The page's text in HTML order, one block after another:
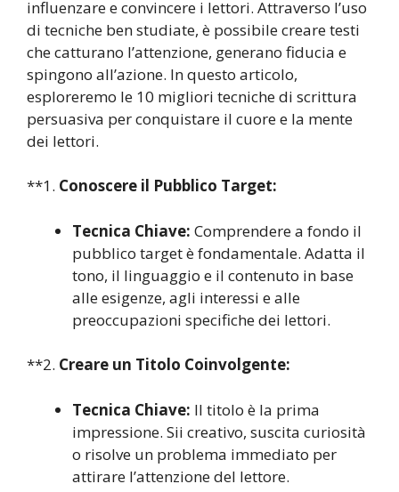
influenzare e convincere i lettori. Attraverso l’uso
di tecniche ben studiate, è possibile creare testi
che catturano l’attenzione, generano fiducia e
spingono all’azione. In questo articolo,
esploreremo le 10 migliori tecniche di scrittura
persuasiva per conquistare il cuore e la mente
dei lettori.
**1. Conoscere il Pubblico Target:
Tecnica Chiave: Comprendere a fondo il
pubblico target è fondamentale. Adatta il
tono, il linguaggio e il contenuto in base
alle esigenze, agli interessi e alle
preoccupazioni specifiche dei lettori.
**2. Creare un Titolo Coinvolgente:
Tecnica Chiave: Il titolo è la prima
impressione. Sii creativo, suscita curiosità
o risolve un problema immediato per
attirare l’attenzione del lettore.